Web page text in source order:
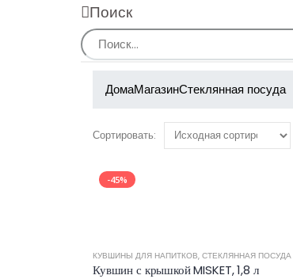
Поиск
ДомаМагазинСтеклянная посуда
Сортировать:
-45%
КУВШИНЫ ДЛЯ НАПИТКОВ, СТЕКЛЯННАЯ ПОСУДА
Кувшин с крышкой MISKET, 1,8 л